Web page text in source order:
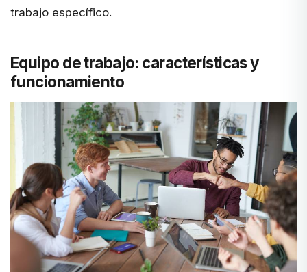
trabajo específico.
Equipo de trabajo: características y
funcionamiento